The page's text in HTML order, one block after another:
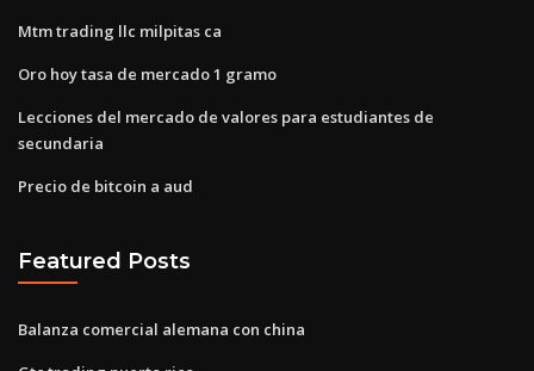
Mtm trading llc milpitas ca
Oro hoy tasa de mercado 1 gramo
Lecciones del mercado de valores para estudiantes de
secundaria
Precio de bitcoin a aud
Featured Posts
Balanza comercial alemana con china